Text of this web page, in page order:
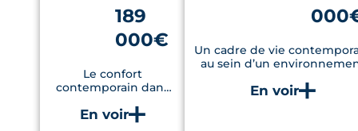
189
000€
Le confort
contemporain dans
proximité des
Un cadre de vie
au sein d’un
repères montpelliérains.